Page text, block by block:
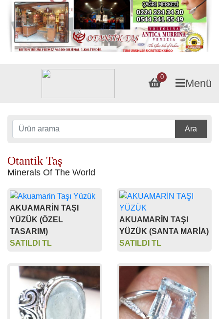
0
Menü
Ara
Otantik Taş
Minerals Of The World
AKUAMARİN TAŞI
YÜZÜK (ÖZEL
TASARIM)
SATILDI TL
AKUAMARİN TAŞI
YÜZÜK (SANTA MARİA)
SATILDI TL